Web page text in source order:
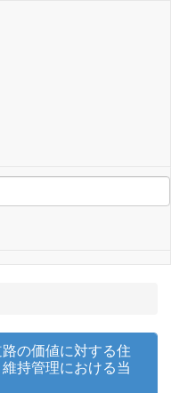
の価値に対する住
持管理における当